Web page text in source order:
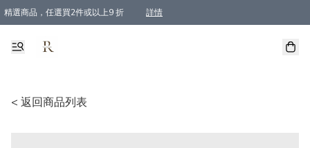
精選商品，任選買2件或以上9 折 詳情
< 返回商品列表